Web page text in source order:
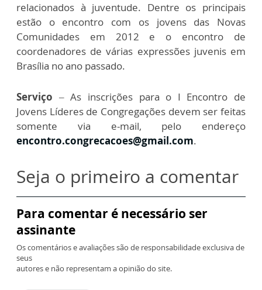
relacionados à juventude. Dentre os principais
estão o encontro com os jovens das Novas
Comunidades em 2012 e o encontro de
coordenadores de várias expressões juvenis em
Brasília no ano passado.
Serviço – As inscrições para o I Encontro de
Jovens Líderes de Congregações devem ser feitas
somente via e-mail, pelo endereço
encontro.congrecacoes@gmail.com.
Seja o primeiro a comentar
Para comentar é necessário ser
assinante
Os comentários e avaliações são de responsabilidade exclusiva de
seus
autores e não representam a opinião do site.